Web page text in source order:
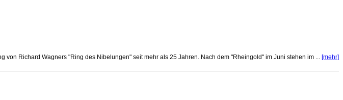
Richard Wagners "Ring des Nibelungen" seit mehr als 25 Jahren. Nach dem "Rheingold" im Juni stehen im ... [mehr]